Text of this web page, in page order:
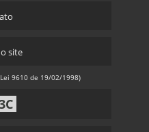
site
9610 de 19/02/1998)